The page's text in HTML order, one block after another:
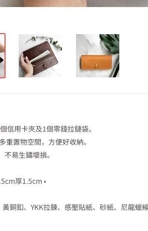
信用卡夾及1個零錢拉鏈袋。
重置物空間，方便好收納。
易生鏽壞損。
厚1.5cm •
黃銅釦、YKK拉鍊、感壓貼紙、砂紙、尼龍蠟